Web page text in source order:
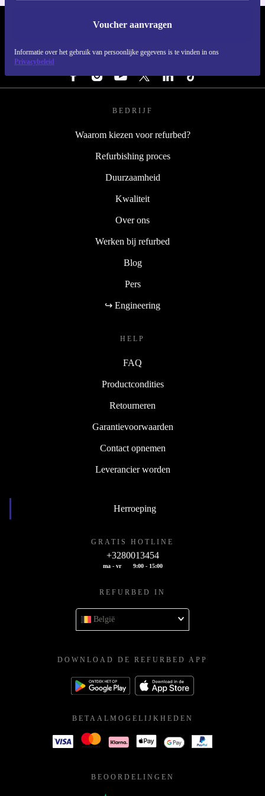
Voucher aanvragen
Informatie over het gebruik van persoonlijke gegevens is te vinden in ons
Privacybeleid
REFURBED NEDERLAND - RETHINK NEW.
VOLG ONS
BEDRIJF
Waarom kiezen voor refurbed?
Refurbishing proces
Duurzaamheid
Kwaliteit
Over ons
Werken bij refurbed
Blog
Pers
↪ Engineering
HELP
FAQ
Productcondities
Retourneren
Garantievoorwaarden
Contact opnemen
Leverancier worden
Herroeping
GRATIS HOTLINE
+3280013454
ma - vr 9:00 - 15:00
REFURBED IN
België
DOWNLOAD DE REFURBED APP
BETAALMOGELIJKHEDEN
BEOORDELINGEN